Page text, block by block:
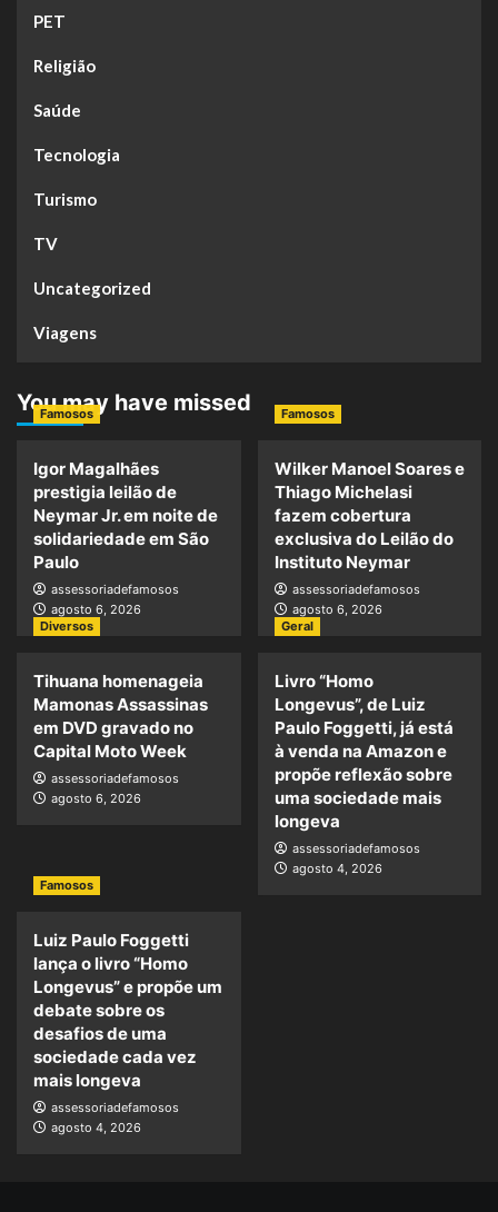
PET
Religião
Saúde
Tecnologia
Turismo
TV
Uncategorized
Viagens
You may have missed
Famosos
Igor Magalhães
prestigia leilão de
Neymar Jr. em noite de
solidariedade em São
Paulo
assessoriadefamosos
agosto 6, 2026
Famosos
Wilker Manoel Soares e
Thiago Michelasi
fazem cobertura
exclusiva do Leilão do
Instituto Neymar
assessoriadefamosos
agosto 6, 2026
Diversos
Tihuana homenageia
Mamonas Assassinas
em DVD gravado no
Capital Moto Week
assessoriadefamosos
agosto 6, 2026
Geral
Livro “Homo
Longevus”, de Luiz
Paulo Foggetti, já está
à venda na Amazon e
propõe reflexão sobre
uma sociedade mais
longeva
assessoriadefamosos
agosto 4, 2026
Famosos
Luiz Paulo Foggetti
lança o livro “Homo
Longevus” e propõe um
debate sobre os
desafios de uma
sociedade cada vez
mais longeva
assessoriadefamosos
agosto 4, 2026